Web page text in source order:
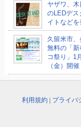
ヤザワ、木
のLEDデス
イトなどを
久留米市、
無料の「新
コ祭り」1
（金）開催
利用規約 | プライバ